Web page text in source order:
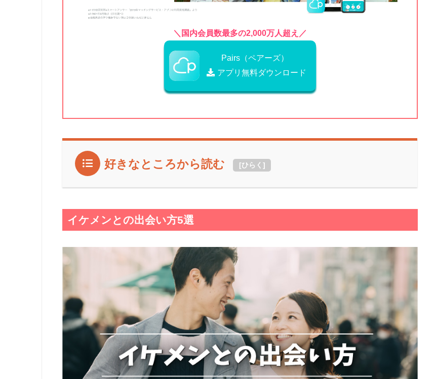
＼国内会員数最多の2,000万人超え／
Pairs（ペアーズ）
アプリ無料ダウンロード
好きなところから読む [ひらく ]
イケメンとの出会い方5選